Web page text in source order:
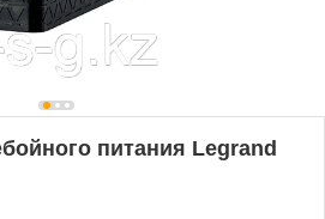
питания Legrand